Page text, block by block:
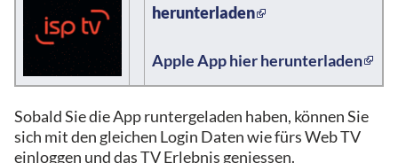
herunterladen
Apple App hier herunterladen
Sobald Sie die App runtergeladen haben, können Sie
sich mit den ​gleichen Login Daten wie fürs Web TV
einloggen und das TV Erlebnis geniessen.